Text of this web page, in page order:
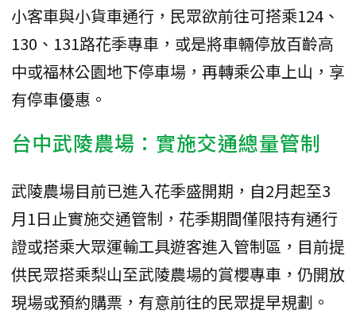
小客車與小貨車通行，民眾欲前往可搭乘124、
130、131路花季專車，或是將車輛停放百齡高
中或福林公園地下停車場，再轉乘公車上山，享
有停車優惠。
台中武陵農場：實施交通總量管制
武陵農場目前已進入花季盛開期，自2月起至3
月1日止實施交通管制，花季期間僅限持有通行
證或搭乘大眾運輸工具遊客進入管制區，目前提
供民眾搭乘梨山至武陵農場的賞櫻專車，仍開放
現場或預約購票，有意前往的民眾提早規劃。